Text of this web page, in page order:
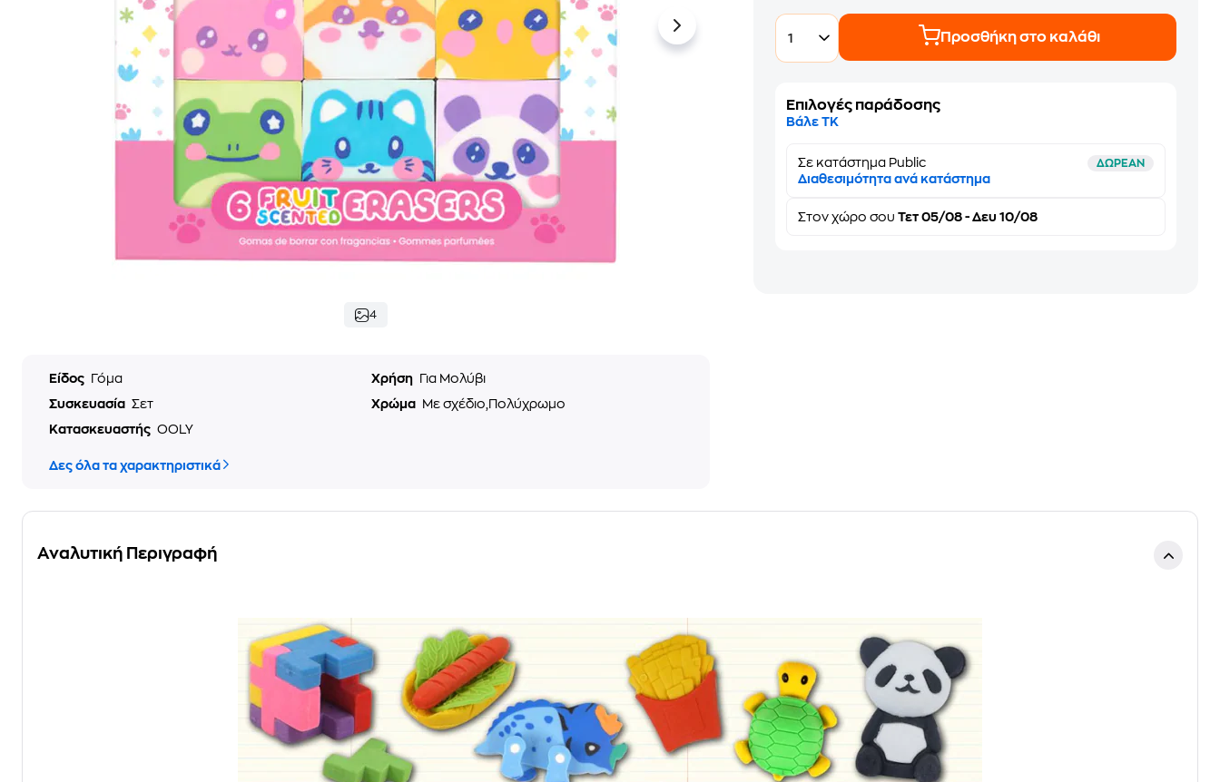
4
Είδος Γόμα Χρήση
Για Μολύβι
Συσκευασία Σετ Χρώμα
Με σχέδιο,Πολύχρωμο
Κατασκευαστής OOLY
Δες όλα τα χαρακτηριστικά
1 Προσθήκη στο καλάθι
Επιλογές παράδοσης
Βάλε ΤΚ
Σε κατάστημα Public ΔΩΡΕΑΝ
Διαθεσιμότητα ανά κατάστημα
Στονχώρο σου Τετ 05/08 - Δευ 10/08
Αναλυτική Περιγραφή